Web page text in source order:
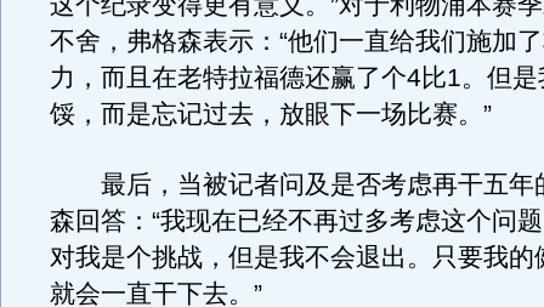
不舍，弗格森表示：“他们一直给我们施加
力，而且在老特拉福德还赢了个4比1。但
馁，而是忘记过去，放眼下一场比赛。”
最后，当被记者问及是否考虑再干五年
森回答：“我现在已经不再过多考虑这个问
对我是个挑战，但是我不会退出。只要我的
就会一直干下去。”